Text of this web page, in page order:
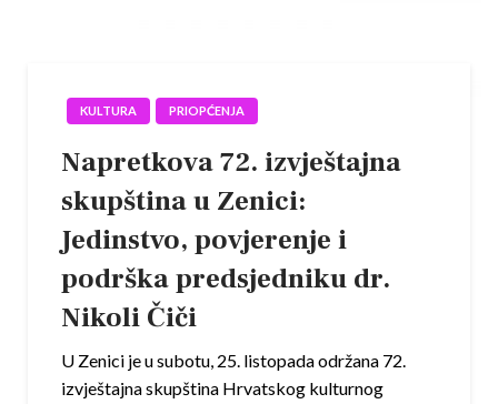
KULTURA PRIOPĆENJA
Napretkova 72. izvještajna
skupština u Zenici:
Jedinstvo, povjerenje i
podrška predsjedniku dr.
Nikoli Čiči
U Zenici je u subotu, 25. listopada održana 72.
izvještajna skupština Hrvatskog kulturnog